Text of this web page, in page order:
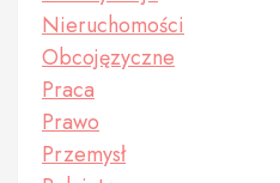
Nieruchomości
Obcojęzyczne
Praca
Prawo
Przemysł